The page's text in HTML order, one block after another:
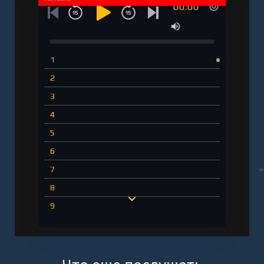
00:00
1
2
3
4
5
6
7
8
9